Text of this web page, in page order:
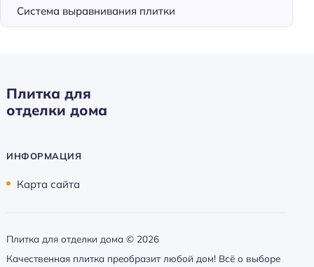
Система выравнивания плитки
Плитка для
отделки дома
ИНФОРМАЦИЯ
Карта сайта
Плитка для отделки дома © 2026
Качественная плитка преобразит любой дом! Всё о выборе